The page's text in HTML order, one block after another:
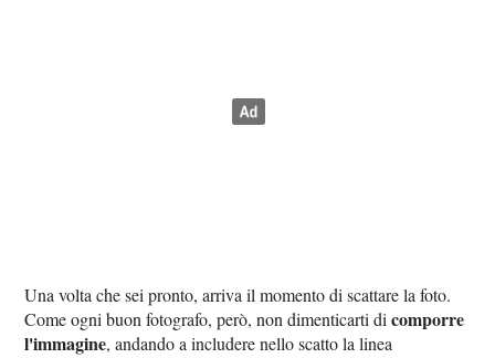
Una volta che sei pronto, arriva il momento di scattare la foto.
Come ogni buon fotografo, però, non dimenticarti dicomporre
l'immagine, andando a includere nello scatto la linea